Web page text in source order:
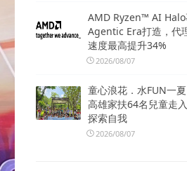
AMD Ryzen™ AI Halo
Agentic Era打造，代
速度最高提升34%
2026/08/07
童心浪花．水FUN一
高雄家扶64名兒童走
探索自我
2026/08/07